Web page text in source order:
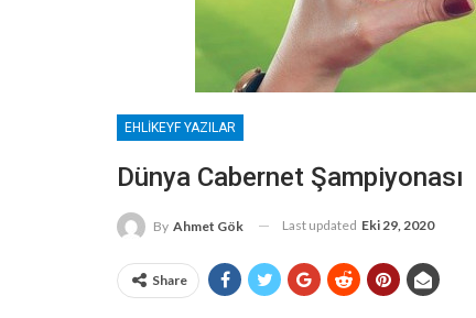
EHLIKEYF YAZILAR
Dünya Cabernet Şampiyonası
By Ahmet Gök Last updated Eki 29, 2020
Share